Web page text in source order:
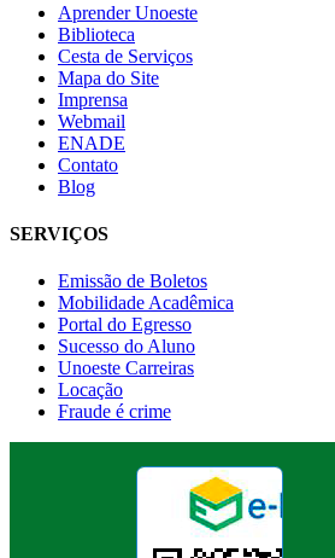
Aprender Unoeste
Biblioteca
Cesta de Serviços
Mapa do Site
Imprensa
Webmail
ENADE
Contato
Blog
SERVIÇOS
Emissão de Boletos
Mobilidade Acadêmica
Portal do Egresso
Sucesso do Aluno
Unoeste Carreiras
Locação
Fraude é crime